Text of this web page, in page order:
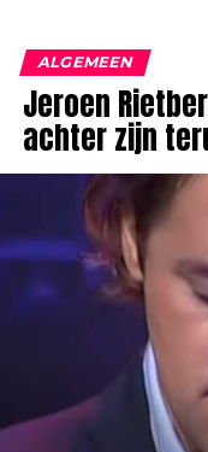
ALGEMEEN
Jeroen
achter zijn